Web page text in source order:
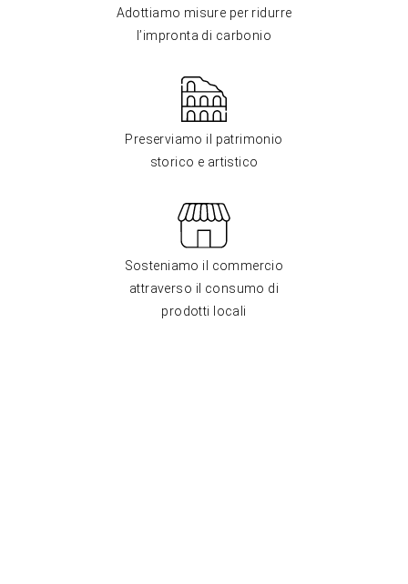
Adottiamo misure per ridurre
l’impronta di carbonio
Preserviamo il patrimonio
storico e artistico
Sosteniamo il commercio
attraverso il consumo di
prodotti locali